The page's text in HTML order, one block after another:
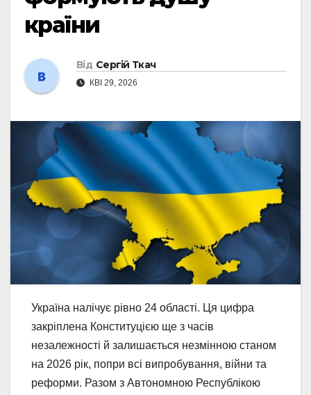
країни
Від Сергій Ткач
КВІ 29, 2026
Україна налічує рівно 24 області. Ця цифра
закріплена Конституцією ще з часів
незалежності й залишається незмінною станом
на 2026 рік, попри всі випробування, війни та
реформи. Разом з Автономною Республікою